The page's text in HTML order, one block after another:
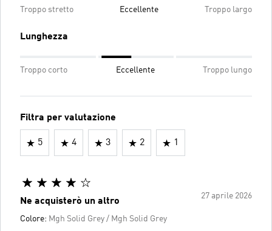
Troppo stretto Eccellente Troppo largo
Lunghezza
Troppo corto Eccellente Troppo lungo
Filtra per valutazione
5 4 3 2 1
27 aprile 2026
Ne acquisterò un altro
Colore: Mgh Solid Grey / Mgh Solid Grey